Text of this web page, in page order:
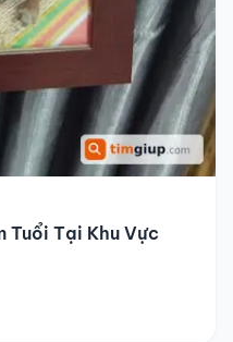
Tuổi Tại Khu Vực